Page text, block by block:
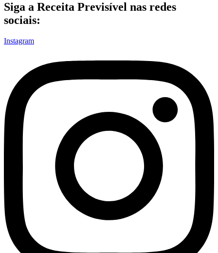
Siga a Receita Previsível nas redes
sociais:
Instagram